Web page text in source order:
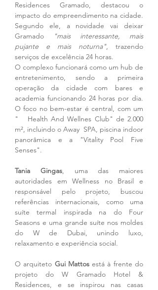
Residences Gramado, destacou o
impacto do empreendimento na cidade.
Segundo ele, a novidade vai deixar
Gramado "mais interessante, mais
pujante e mais noturna", trazendo
serviços de excelência 24 horas.
O complexo funcionará como um hub de
entretenimento, sendo a primeira
operação da cidade com bares e
academia funcionando 24 horas por dia.
O foco no bem-estar é central, com um
"   Health And Wellnes Club" de 2.000
m², incluindo o Away  SPA, piscina indoor
panorâmica e a "Vitality Pool Five
Senses".
Tania Gingas, uma das maiores
autoridades em Wellness no Brasil e
responsável pelo projeto, buscou
referências internacionais, como uma
suíte termal inspirada na do Four
Seasons e uma grande suíte nos moldes
do W de Dubai, unindo luxo,
relaxamento e experiência social.
O arquiteto Gui Mattos está à frente do
projeto do W Gramado Hotel &
Residences, e se inspirou nas casas